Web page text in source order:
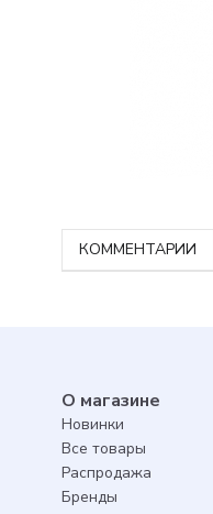
КОММЕНТАРИИ
О магазине
Новинки
Все товары
Распродажа
Бренды